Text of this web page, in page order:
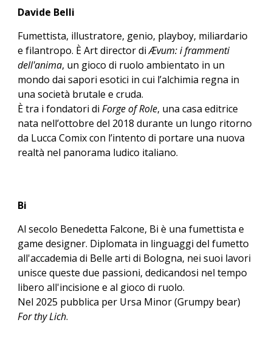
Davide Belli
Fumettista, illustratore, genio, playboy, miliardario
e filantropo. È Art director diÆvum: i frammenti
dell'anima, un gioco di ruolo ambientato in un
mondo dai sapori esotici in cui l’alchimia regna in
una società brutale e cruda.
È tra i fondatori diForge of Role, una casa editrice
nata nell’ottobre del 2018 durante un lungo ritorno
da Lucca Comix con l’intento di portare una nuova
realtà nel panorama ludico italiano.
Bi
Al secolo Benedetta Falcone, Bi è una fumettista e
game designer. Diplomata in linguaggi del fumetto
all'accademia di Belle arti di Bologna, nei suoi lavori
unisce queste due passioni, dedicandosi nel tempo
libero all'incisione e al gioco di ruolo.
Nel 2025 pubblica per Ursa Minor (Grumpy bear)
For thy Lich.